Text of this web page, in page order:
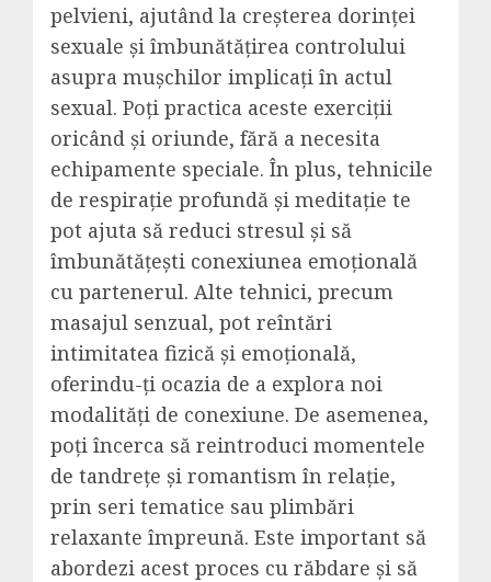
pelvieni, ajutând la creșterea dorinței
sexuale și îmbunătățirea controlului
asupra mușchilor implicați în actul
sexual. Poți practica aceste exerciții
oricând și oriunde, fără a necesita
echipamente speciale. În plus, tehnicile
de respirație profundă și meditație te
pot ajuta să reduci stresul și să
îmbunătățești conexiunea emoțională
cu partenerul. Alte tehnici, precum
masajul senzual, pot reîntări
intimitatea fizică și emoțională,
oferindu-ți ocazia de a explora noi
modalități de conexiune. De asemenea,
poți încerca să reintroduci momentele
de tandrețe și romantism în relație,
prin seri tematice sau plimbări
relaxante împreună. Este important să
abordezi acest proces cu răbdare și să